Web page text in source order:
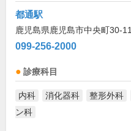
都通駅
鹿児島県鹿児島市中央町30-11
099-256-2000
診療科目
内科 消化器科 整形外科
ン科